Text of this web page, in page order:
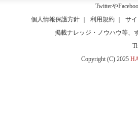
Twitterや
個人情報保護方針
利用規約
サ
掲載ナレッジ・ノウハウ等、
Copyright (C) 2025